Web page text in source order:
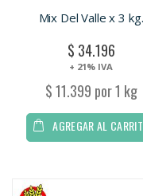
Mix Del Valle x 3 kg.
$ 34.196
+ 21% IVA
$ 11.399 por 1 kg
AGREGAR AL